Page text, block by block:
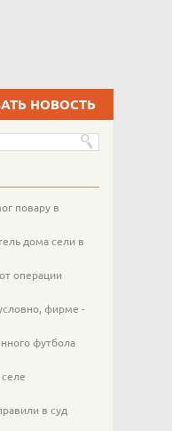
НОВОСТЬ
повару в
дома сели в
операции
фирме -
футбола
в суд